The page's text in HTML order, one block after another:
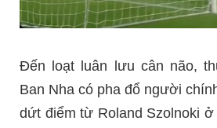
Đến loạt luân lưu cân não,
Ban Nha có pha đổ người
dứt điểm từ Roland Szolnoki